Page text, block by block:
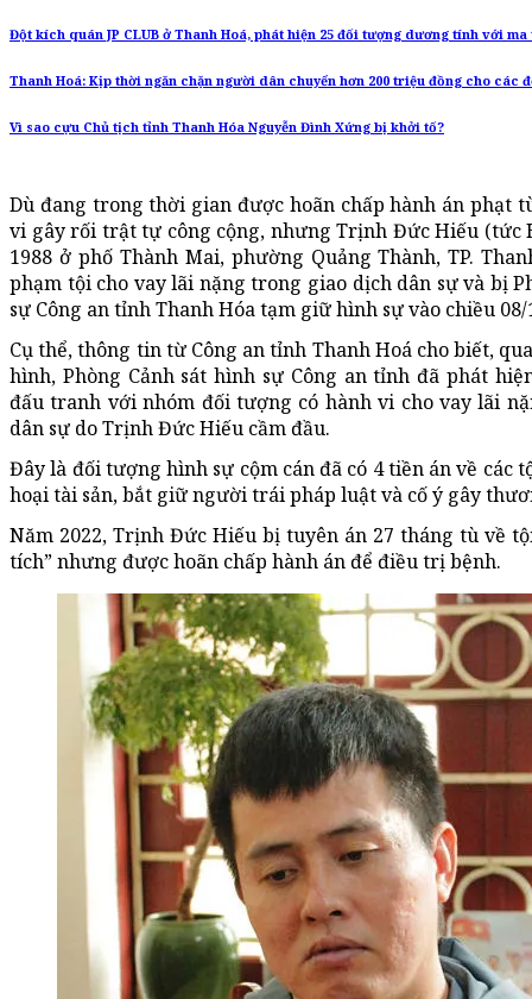
Đột kích quán JP CLUB ở Thanh Hoá, phát hiện 25 đối tượng dương tính với ma
Thanh Hoá: Kịp thời ngăn chặn người dân chuyển hơn 200 triệu đồng cho các
Vì sao cựu Chủ tịch tỉnh Thanh Hóa Nguyễn Đình Xứng bị khởi tố?
Dù đang trong thời gian được hoãn chấp hành án phạt
vi gây rối trật tự công cộng, nhưng Trịnh Đức Hiếu (tức
1988 ở phố Thành Mai, phường Quảng Thành, TP.
phạm tội cho vay lãi nặng trong giao dịch dân sự và bị
sự Công an tỉnh Thanh Hóa tạm giữ hình sự vào chiều
Cụ thể, thông tin từ Công an tỉnh Thanh Hoá cho biết,
hình, Phòng Cảnh sát hình sự Công an tỉnh đã phát
đấu tranh với nhóm đối tượng có hành vi cho vay lãi
dân sự do Trịnh Đức Hiếu cầm đầu.
Đây là đối tượng hình sự cộm cán đã có 4 tiền án về các
hoại tài sản, bắt giữ người trái pháp luật và cố ý gây
Năm 2022, Trịnh Đức Hiếu bị tuyên án 27 tháng tù về
tích” nhưng được hoãn chấp hành án để điều trị bệnh.